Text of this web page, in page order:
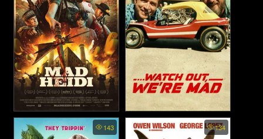
Mad Heidi (2022)
Watch Out We’re Mad - คู่บ้า
อย่าให้เดือด (2022)
143 134